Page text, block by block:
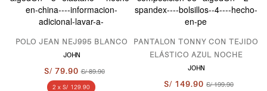
POLO JEAN NEJ995 BLANCO
JOHN
S/ 79.90 S/ 89.90
2 x S/ 129.90
PANTALON TONNY CON TEJIDO
ELÁSTICO AZUL NOCHE
JOHN
S/ 149.90 S/ 199.90